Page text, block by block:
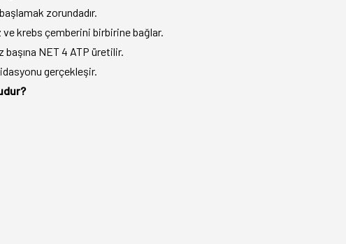
zorundadır.
krebs çemberini birbirine bağlar.
NET 4 ATP üretilir.
gerçekleşir.